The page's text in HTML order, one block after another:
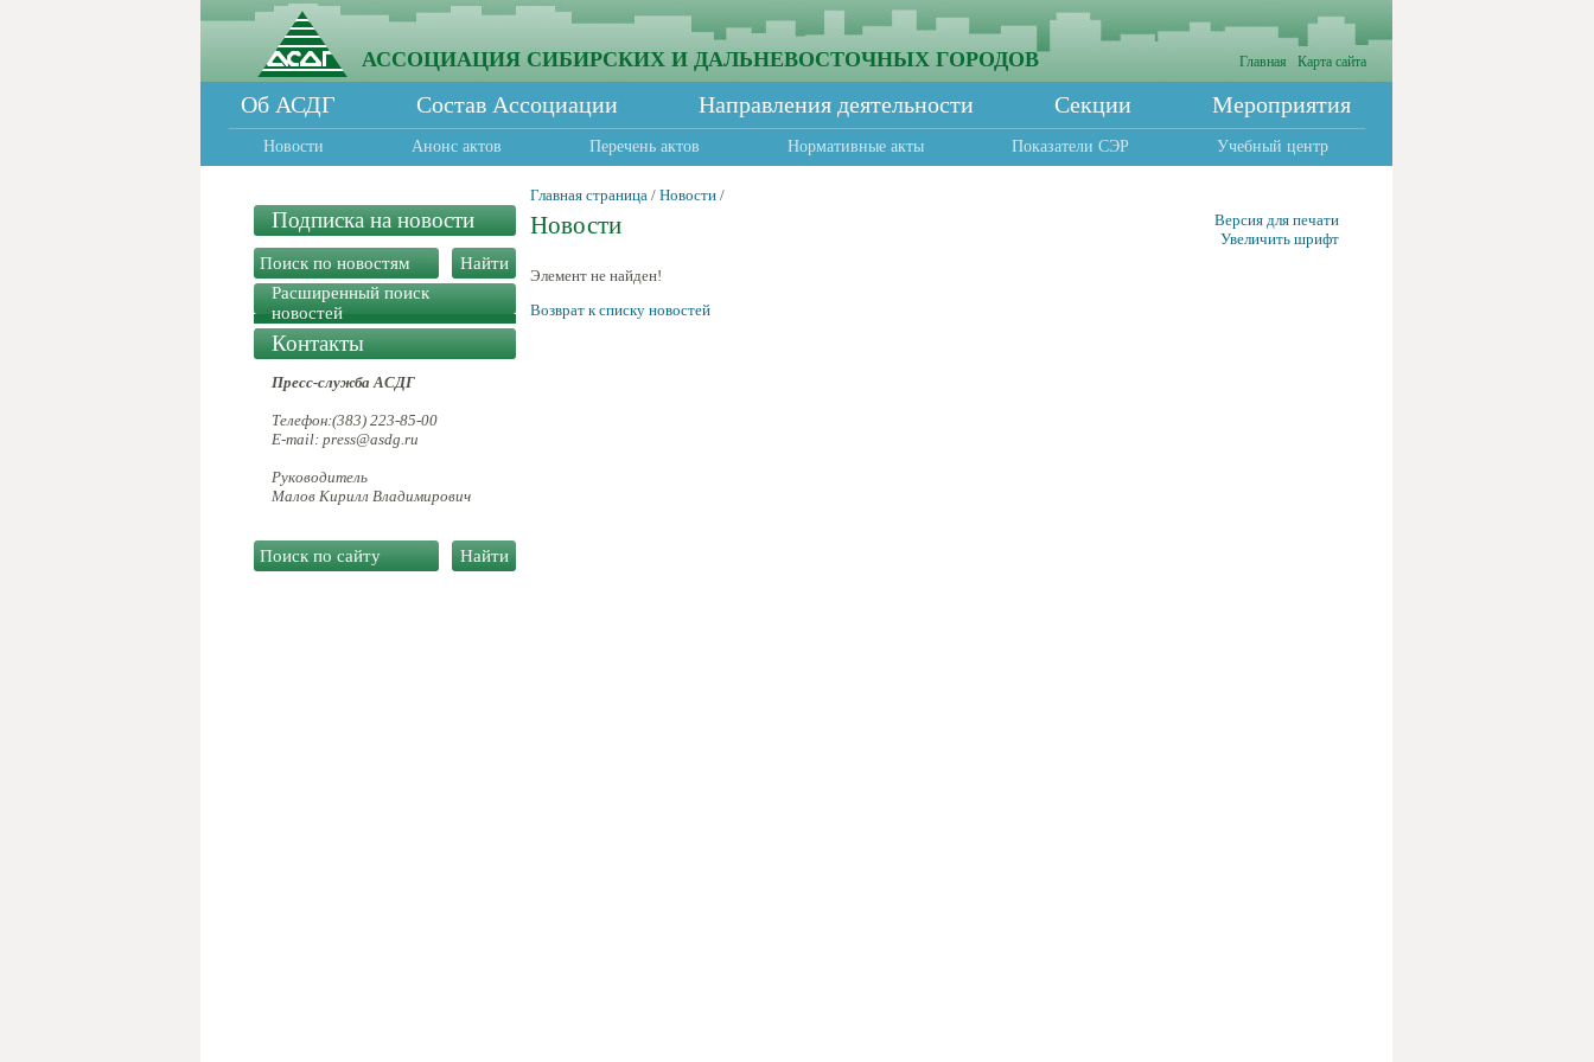
АССОЦИАЦИЯ СИБИРСКИХ И ДАЛЬНЕВОСТОЧНЫХ ГОРОДОВ Главная Карта сайта
Об АСДГ Состав Ассоциации Направления деятельности Секции Мероприятия
Новости Анонс актов Перечень актов Нормативные акты Показатели СЭР Учебный центр
Подписка на новости
Расширенный поиск
новостей
Контакты
Пресс-служба АСДГ
Телефон:(383) 223-85-00
E-mail: press@asdg.ru
Руководитель
Малов Кирилл Владимирович
Главная страница / Новости /
Новости
Версия для печати
Увеличить шрифт
Элемент не найден!
Возврат к списку новостей